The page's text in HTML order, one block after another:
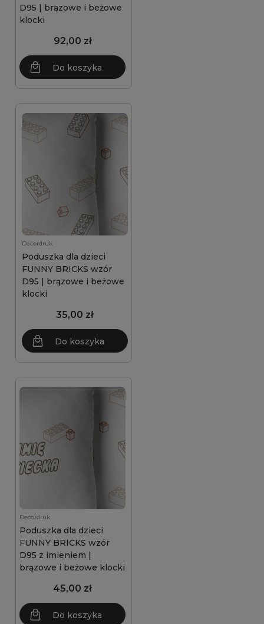
D95 | brązowe i beżowe
klocki
92,00 zł
Do koszyka
Decordruk
Poduszka dla dzieci
FUNNY BRICKS wzór
D95 | brązowe i beżowe
klocki
35,00 zł
Do koszyka
Decordruk
Poduszka dla dzieci
FUNNY BRICKS wzór
D95 z imieniem |
brązowe i beżowe klocki
45,00 zł
Do koszyka